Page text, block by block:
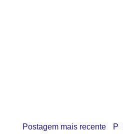
Postagem mais recente
P